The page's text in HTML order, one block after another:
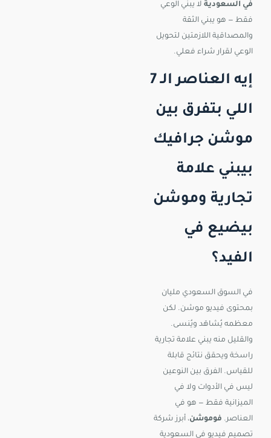
في السعودية لا يبني الوعي
فقط — هو يبني الثقة
والمصداقية اللازمتين لتحويل
الوعي لقرار شراء فعلي.
إيه العناصر الـ 7
اللي بتفرق بين
موشن جرافيك
بيبني علامة
تجارية وموشن
بيضيع في
الفيد؟
في السوق السعودي مليان
بمحتوى فيديو موشن. لكن
معظمه يُشاهَد ويُنسى.
والقليل منه يبني علامة تجارية
راسخة ويحقق نتائج قابلة
للقياس. الفرق بين النوعين
ليس في الأدوات ولا في
الميزانية فقط — هو في
العناصر. فوموشن، أبرز شركة
تصميم فيديو في السعودية